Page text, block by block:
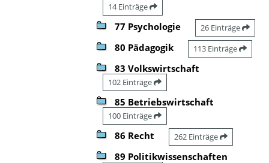
14 Einträge
77 Psychologie 26 Einträge
80 Pädagogik 113 Einträge
83 Volkswirtschaft
102 Einträge
85 Betriebswirtschaft
100 Einträge
86 Recht 262 Einträge
89 Politikwissenschaften